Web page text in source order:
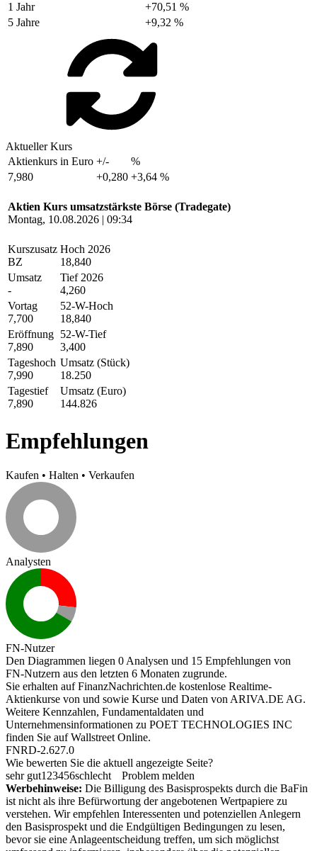
1 Jahr
+70,51 %
5 Jahre
+9,32 %
Aktueller Kurs
Aktienkurs in Euro +/-
%
7,980
+0,280 +3,64 %
Aktien Kurs umsatzstärkste Börse (Tradegate)
Montag, 10.08.2026 | 09:34
Kurszusatz
BZ
Hoch 2026
18,840
Umsatz
-
Tief 2026
4,260
Vortag
7,700
52-W-Hoch
18,840
Eröffnung
7,890
52-W-Tief
3,400
Tageshoch
7,990
Umsatz (Stück)
18.250
Tagestief
7,890
Umsatz (Euro)
144.826
Empfehlungen
Kaufen • Halten • Verkaufen
Analysten
FN-Nutzer
Den Diagrammen liegen 0 Analysen und 15 Empfehlungen von
FN-Nutzern aus den letzten 6 Monaten zugrunde.
Sie erhalten auf FinanzNachrichten.de kostenlose Realtime-
Aktienkurse von und sowie Kurse und Daten von ARIVA.DE AG.
Weitere Kennzahlen, Fundamentaldaten und
Unternehmensinformationen zu POET TECHNOLOGIES INC
finden Sie aufWallstreet Online.
FNRD-2.627.0
Wie bewerten Sie die aktuell angezeigte Seite?
sehr gut1 23456schlecht
Problem melden
Werbehinweise: Die Billigung des Basisprospekts durch die BaFin
ist nicht als ihre Befürwortung der angebotenen Wertpapiere zu
verstehen. Wir empfehlen Interessenten und potenziellen Anlegern
den Basisprospekt und die Endgültigen Bedingungen zu lesen,
bevor sie eine Anlageentscheidung treffen, um sich möglichst